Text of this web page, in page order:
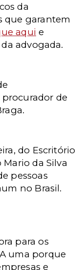
da
que garantem
aqui e
advogada.
de
do Escritório
Mario da Silva
pessoas
no Brasil.
para os
uma porque
e